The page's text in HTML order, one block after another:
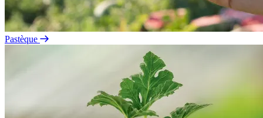
Pastèque